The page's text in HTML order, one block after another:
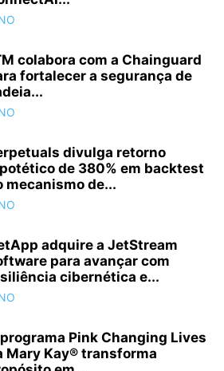
colabora com a Chainguard
fortalecer a segurança de
divulga retorno
de 380% em backtest
mecanismo de...
adquire a JetStream
para avançar com
cibernética e...
Pink Changing Lives
Mary Kay® transforma